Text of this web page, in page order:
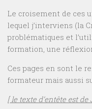
Le croisement de ces
lequel j’interviens (la
problématiques et
formation, une
Ces pages en sont le
formateur mais aussi
[ le texte d’entête est de